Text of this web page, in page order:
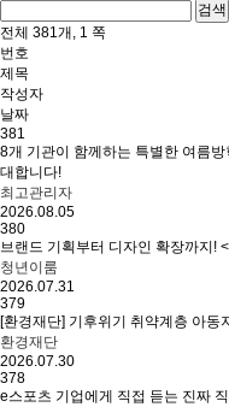
검색
전체 381개, 1 쪽
번호
제목
작성자
날짜
381
8개 기관이 함께하는 특별한 여름
대합니다!
최고관리자
2026.08.05
380
브랜드 기획부터 디자인 확장까지!
청년이룸
2026.07.31
379
[환경재단] 기후위기 취약계층 아동
환경재단
2026.07.30
378
e스포츠 기업에게 직접 듣는 진짜